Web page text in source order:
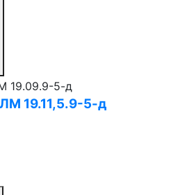
19.11,5.9⁠-⁠5⁠-⁠д